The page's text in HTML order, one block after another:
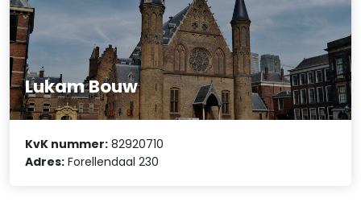
Lukam Bouw
KvK nummer: 82920710
Adres: Forellendaal 230